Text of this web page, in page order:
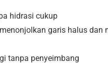
hidrasi cukup
garis halus dan
tanpa penyeimbang